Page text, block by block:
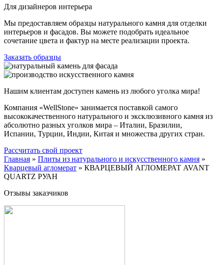
Для дизайнеров интерьера
Мы предоставляем образцы натурального камня для отделки
интерьеров и фасадов. Вы можете подобрать идеальное
сочетание цвета и фактур на месте реализации проекта.
Заказать образцы
Нашим клиентам доступен камень из любого уголка мира!
Компания «WellStone» занимается поставкой самого
высококачественного натурального и эксклюзивного камня из
абсолютно разных уголков мира – Италии, Бразилии,
Испании, Турции, Индии, Китая и множества других стран.
Рассчитать свой проект
Главная » Плиты из натурального и искусственного камня »
Кварцевый агломерат » КВАРЦЕВЫЙ АГЛОМЕРАТ AVANT
QUARTZ РУАН
Отзывы заказчиков